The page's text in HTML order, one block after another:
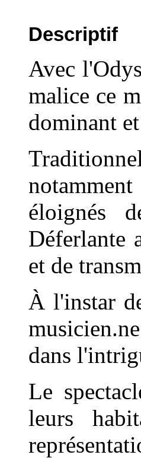
Descriptif
Avec
malice ce
dominant
éloignés
Déferlante
et de
À l'instar
dans
Le
leurs